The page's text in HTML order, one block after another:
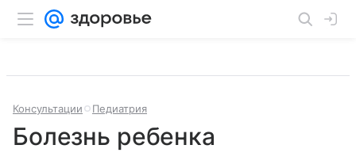
Консультации Педиатрия
Болезнь ребенка